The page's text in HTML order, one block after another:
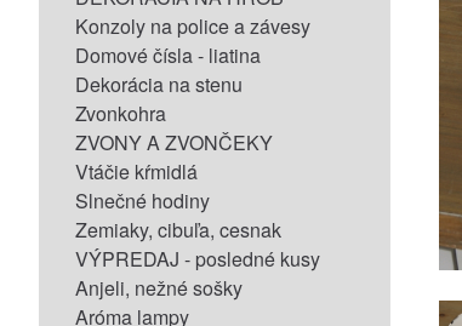
Konzoly na police a závesy
Domové čísla - liatina
Dekorácia na stenu
Zvonkohra
ZVONY A ZVONČEKY
Vtáčie kŕmidlá
Slnečné hodiny
Zemiaky, cibuľa, cesnak
VÝPREDAJ - posledné kusy
Anjeli, nežné sošky
Aróma lampy